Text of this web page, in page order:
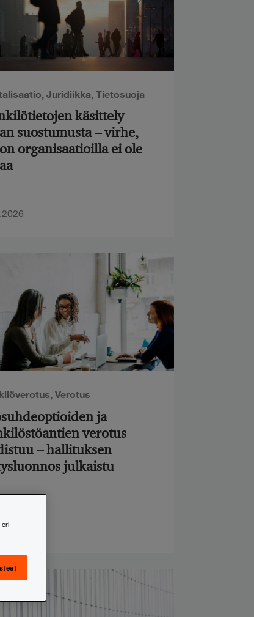
, Juridiikka, Tietosuoja
käsittely
suostumusta – virhe,
organisaatioilla ei ole
, Verotus
ja
verotus
– hallituksen
julkaistu
eri